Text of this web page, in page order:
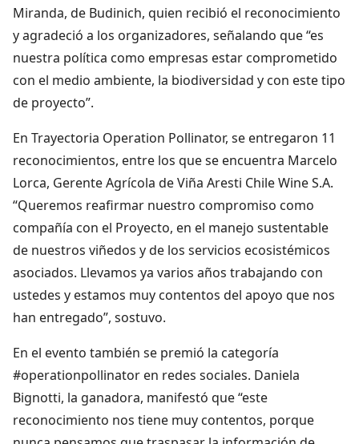
Miranda, de Budinich, quien recibió el reconocimiento
y agradeció a los organizadores, señalando que “es
nuestra política como empresas estar comprometido
con el medio ambiente, la biodiversidad y con este tipo
de proyecto”.
En Trayectoria Operation Pollinator, se entregaron 11
reconocimientos, entre los que se encuentra Marcelo
Lorca, Gerente Agrícola de Viña Aresti Chile Wine S.A.
“Queremos reafirmar nuestro compromiso como
compañía con el Proyecto, en el manejo sustentable
de nuestros viñedos y de los servicios ecosistémicos
asociados. Llevamos ya varios años trabajando con
ustedes y estamos muy contentos del apoyo que nos
han entregado”, sostuvo.
En el evento también se premió la categoría
#operationpollinator en redes sociales. Daniela
Bignotti, la ganadora, manifestó que “este
reconocimiento nos tiene muy contentos, porque